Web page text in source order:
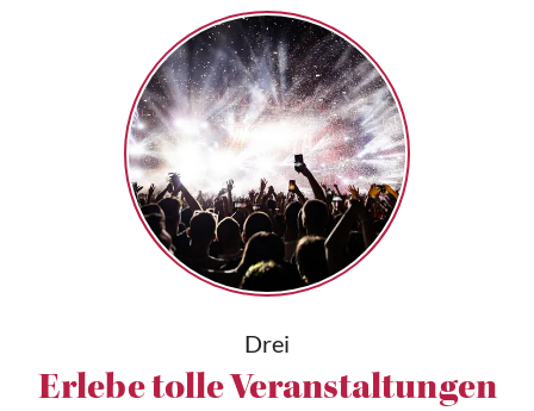
Drei
Erlebe tolle Veranstaltungen